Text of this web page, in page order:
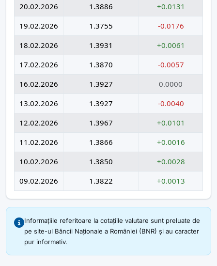
20.02.2026
1.3886
+0.0131
19.02.2026
1.3755
-0.0176
18.02.2026
1.3931
+0.0061
17.02.2026
1.3870
-0.0057
16.02.2026
1.3927
0.0000
13.02.2026
1.3927
-0.0040
12.02.2026
1.3967
+0.0101
11.02.2026
1.3866
+0.0016
10.02.2026
1.3850
+0.0028
09.02.2026
1.3822 +0.0013
Informațiile referitoare la cotațiile valutare sunt preluate de
pe site-ul Băncii Naționale a României (BNR) și au caracter
pur informativ.